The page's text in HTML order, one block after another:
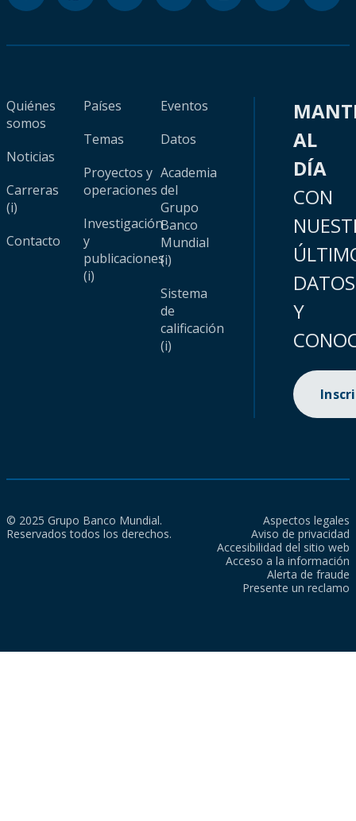
Quiénes
somos
Noticias
Carreras
(i)
Contacto
Países
Temas
Proyectos y
operaciones
Investigación
y
publicaciones
(i)
Eventos
Datos
Academia
del
Grupo
Banco
Mundial
(i)
Sistema
de
calificación
(i)
AL
DÍA
CON
DATOS
Y
© 2025 Grupo Banco Mundial.
Reservados todos los derechos.
Aspectos legales
Aviso de privacidad
Accesibilidad del sitio web
Acceso a la información
Alerta de fraude
Presente un reclamo